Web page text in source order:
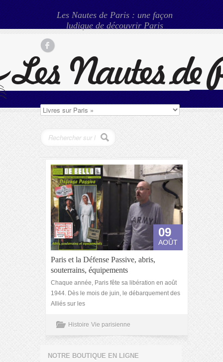
Les Nautes de Paris : une façon
ludique de découvrir Paris
09
AOÛT
Paris et la Défense Passive, abris,
souterrains, équipements
Chaque année, Paris fête sa libération en août
1944. Dès le mois de juin, le débarquement des
Alliés sur les
Histoire Vie parisienne
NOTRE BOUTIQUE EN LIGNE